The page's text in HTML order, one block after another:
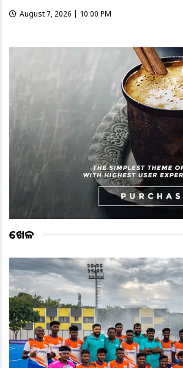
August 7, 2026 | 10:00 PM
ଖେଳ